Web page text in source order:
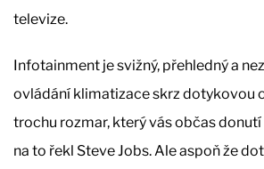
televize.
Infotainment je svižný, přehledný a
ovládání klimatizace skrz dotykovou
trochu rozmar, který vás občas
na to řekl Steve Jobs. Ale aspoň že